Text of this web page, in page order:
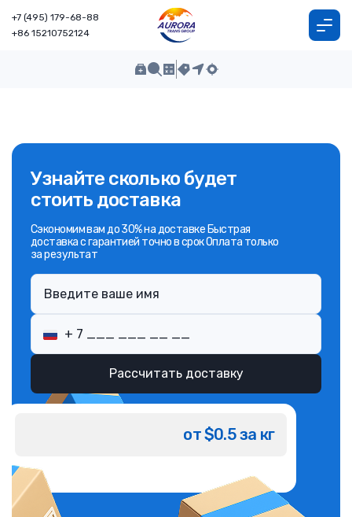
+7 (495) 179-68-88
+86 15210752124
Узнайте сколько будет
стоить доставка
Сэкономим вам до 30% на доставке Быстрая
доставка с гарантией точно в срок Оплата только
за результат
Рассчитать доставку
от $0.5 за кг